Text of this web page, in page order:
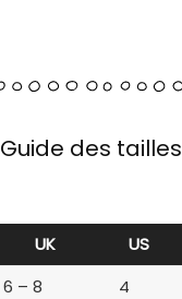
Guide des tailles
UK US
6 – 8 4